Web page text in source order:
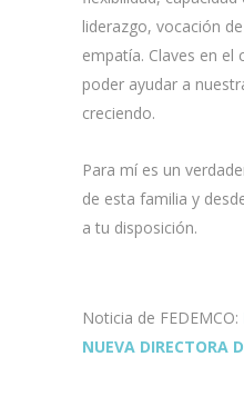
liderazgo, vocación
empatía. Claves en
poder ayudar a
creciendo.
Para mí es un
de esta familia y
a tu disposición.
Noticia de FEDEMCO:
NUEVA DIRECTORA